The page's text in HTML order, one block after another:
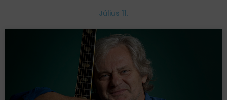
Július 11.